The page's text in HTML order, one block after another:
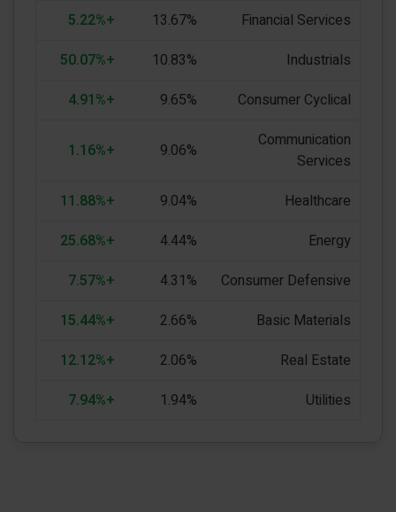
Financial Services
13.67%
+5.22%
Industrials
10.83%
+50.07%
Consumer Cyclical
9.65%
+4.91%
Communication
Services
9.06%
+1.16%
Healthcare
9.04%
+11.88%
Energy
4.44%
+25.68%
Consumer Defensive
4.31%
+7.57%
Basic Materials
2.66%
+15.44%
Real Estate
2.06%
+12.12%
Utilities
1.94%
+7.94%